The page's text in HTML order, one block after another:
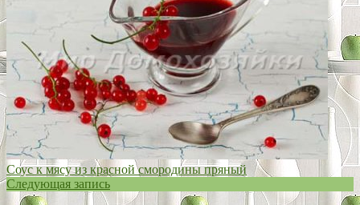
Соус к мясу из красной смородины пряный
Следующая запись